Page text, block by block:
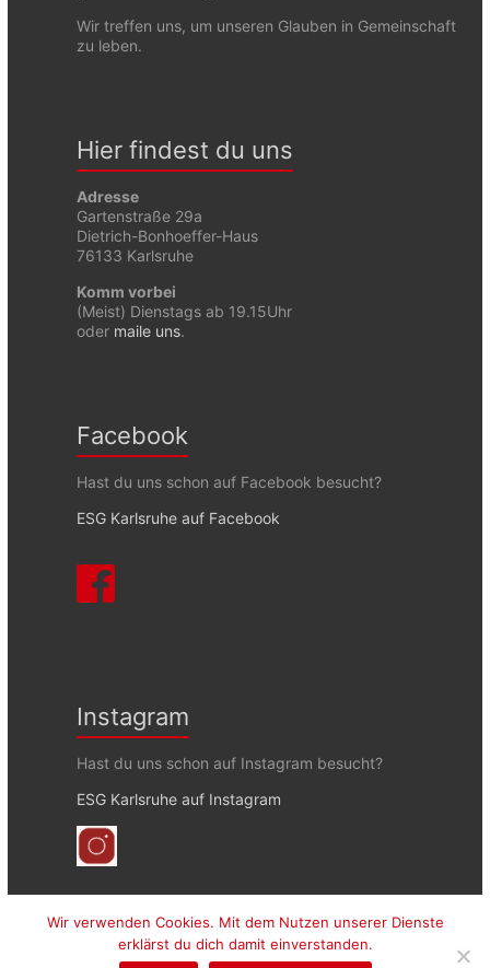
Wir treffen uns, um unseren Glauben in Gemeinschaft
zu leben.
Hier findest du uns
Adresse
Gartenstraße 29a
Dietrich-Bonhoeffer-Haus
76133 Karlsruhe
Komm vorbei
(Meist) Dienstags ab 19.15Uhr
oder maile uns.
Facebook
Hast du uns schon auf Facebook besucht?
ESG Karlsruhe auf Facebook
Instagram
Hast du uns schon auf Instagram besucht?
ESG Karlsruhe auf Instagram
Wir verwenden Cookies. Mit dem Nutzen unserer Dienste
erklärst du dich damit einverstanden.